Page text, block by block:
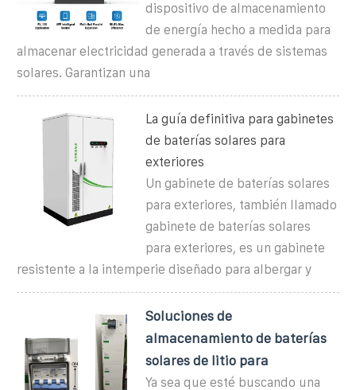
dispositivo de almacenamiento
de energía hecho a medida para
almacenar electricidad generada a través de sistemas
solares. Garantizan una
La guía definitiva para gabinetes
de baterías solares para
exteriores
Un gabinete de baterías solares
para exteriores, también llamado
gabinete de baterías solares
para exteriores, es un gabinete
resistente a la intemperie diseñado para albergar y
Soluciones de
almacenamiento de baterías
solares de litio para
Ya sea que esté buscando una